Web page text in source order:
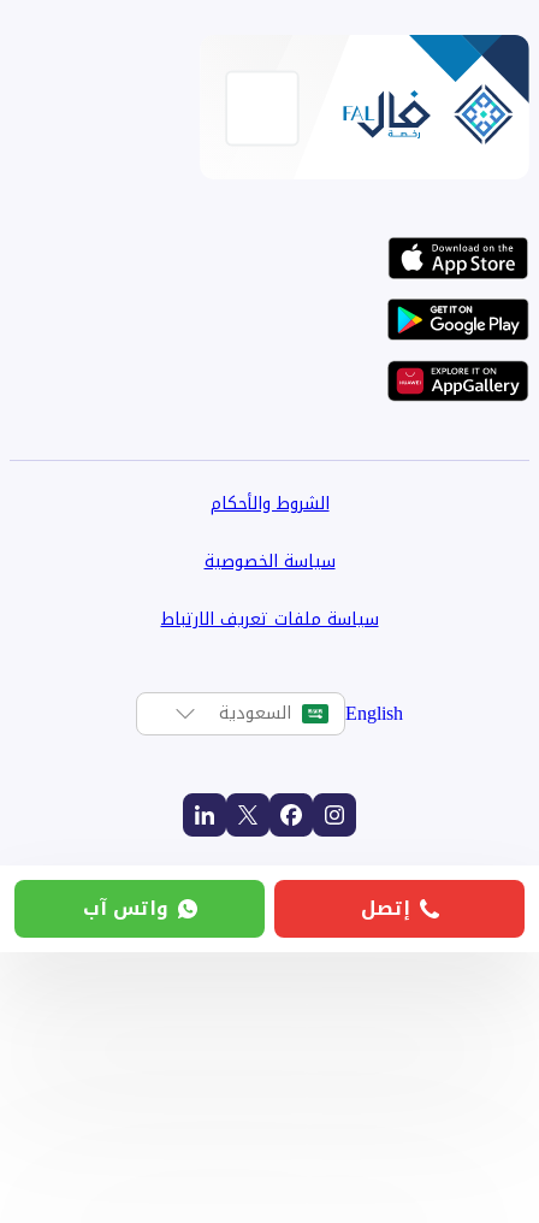
الشروط والأحكام
سياسة الخصوصية
سياسة ملفات تعريف الارتباط
English السعودية
إتصل واتس آب